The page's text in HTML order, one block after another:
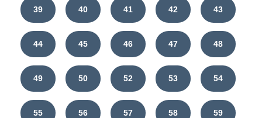
39 40 41 42 43
44 45 46 47 48
49 50 52 53 54
55 56 57 58 59